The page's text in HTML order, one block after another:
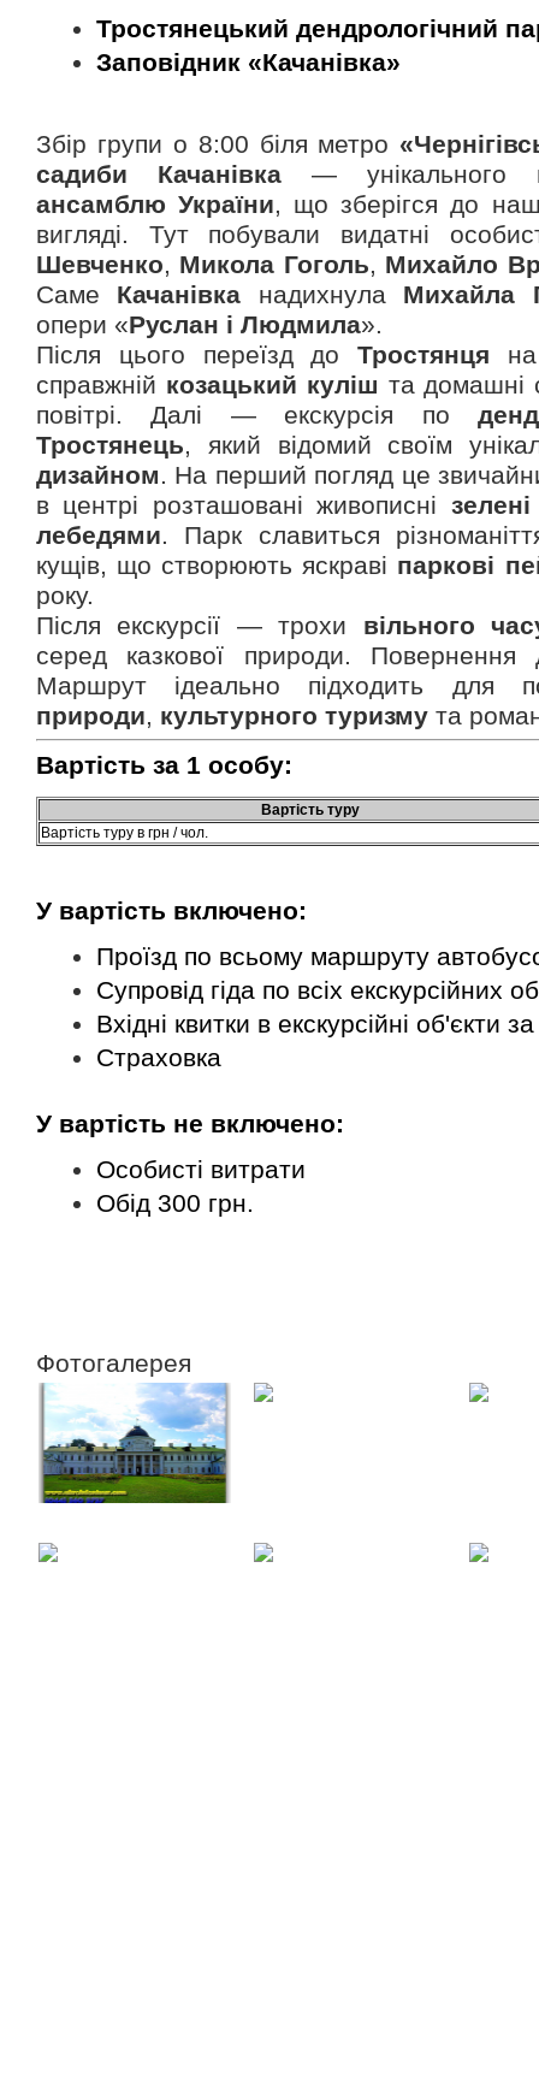
Тростянецький дендрологічний
Заповідник «Качанівка»
Збір групи о 8:00 біля метро
садиби Качанівка — унікального
ансамблю України, що зберігся до
вигляді. Тут побували видатні
Шевченко, Микола Гоголь, Михайло
Саме Качанівка надихнула Михайла
опери «Руслан і Людмила».
Після цього переїзд доТростянця
справжній козацький куліш та домашні
повітрі. Далі — екскурсія по
Тростянець, який відомий своїм
дизайном. На перший погляд це
в центрі розташовані живописні
лебедями. Парк славиться
кущів, що створюють яскраві паркові
року.
Після екскурсії — трохи вільного
серед казкової природи.
Маршрут ідеально підходить для
природи, культурного туризму та
Вартість за 1 особу:
Вартість туру
Вартість туру в грн / чол.
У вартість включено:
Проїзд по всьому маршруту
Супровід гіда по всіх екскурсійних
Вхідні квитки в екскурсійні об'єкти
Страховка
У вартість не включено:
Особисті витрати
Обід 300 грн.
Фотогалерея